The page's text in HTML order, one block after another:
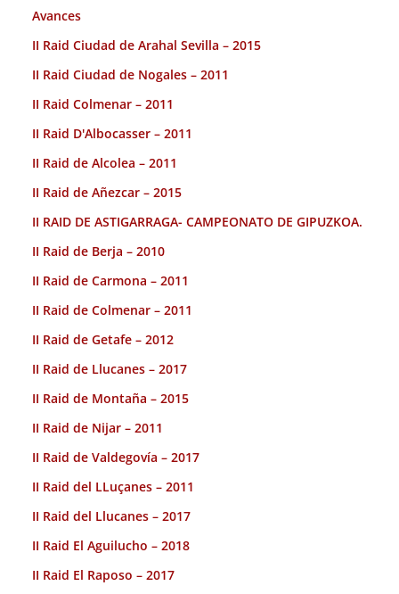
Avances
II Raid Ciudad de Arahal Sevilla – 2015
II Raid Ciudad de Nogales – 2011
II Raid Colmenar – 2011
II Raid D'Albocasser – 2011
II Raid de Alcolea – 2011
II Raid de Añezcar – 2015
II RAID DE ASTIGARRAGA- CAMPEONATO DE GIPUZKOA.
II Raid de Berja – 2010
II Raid de Carmona – 2011
II Raid de Colmenar – 2011
II Raid de Getafe – 2012
II Raid de Llucanes – 2017
II Raid de Montaña – 2015
II Raid de Nijar – 2011
II Raid de Valdegovía – 2017
II Raid del LLuçanes – 2011
II Raid del Llucanes – 2017
II Raid El Aguilucho – 2018
II Raid El Raposo – 2017